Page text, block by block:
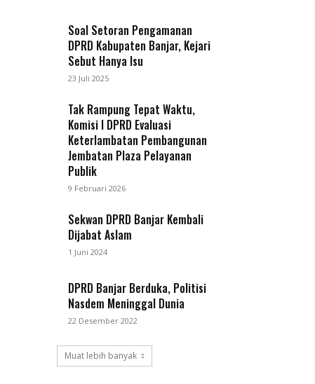
Soal Setoran Pengamanan
DPRD Kabupaten Banjar, Kejari
Sebut Hanya Isu
23 Juli 2025
Tak Rampung Tepat Waktu,
Komisi I DPRD Evaluasi
Keterlambatan Pembangunan
Jembatan Plaza Pelayanan
Publik
9 Februari 2026
Sekwan DPRD Banjar Kembali
Dijabat Aslam
1 Juni 2024
DPRD Banjar Berduka, Politisi
Nasdem Meninggal Dunia
22 Desember 2022
Muat lebih banyak